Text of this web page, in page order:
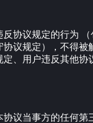
协议规定的行为
协议规定），不得被
、用户违反其他协
协议当事方的任何第